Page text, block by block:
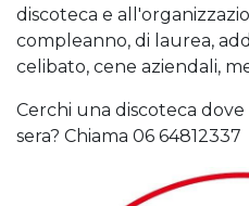
discoteca e
compleanno, di laurea,
celibato, cene aziendali,
Cerchi una discoteca
sera? Chiama 06 64812337